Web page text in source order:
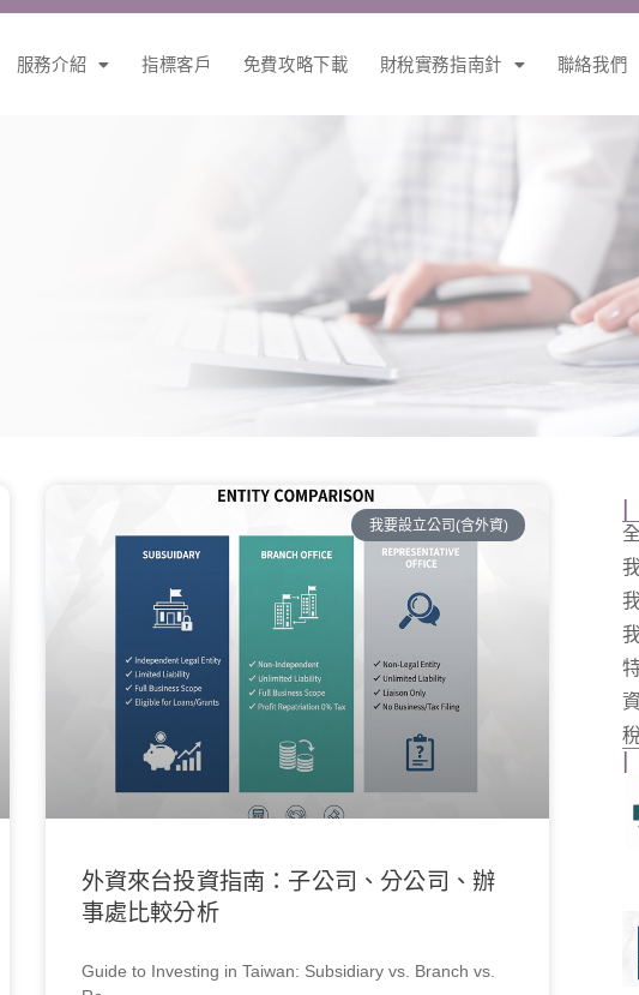
服務介紹 指標客戶 免費攻略下載 財稅實務指南針 聯絡我們
我要設立公司(含外資)
外資來台投資指南：子公司、分公司、辦
事處比較分析
Guide to Investing in Taiwan: Subsidiary vs. Branch vs.
|
|